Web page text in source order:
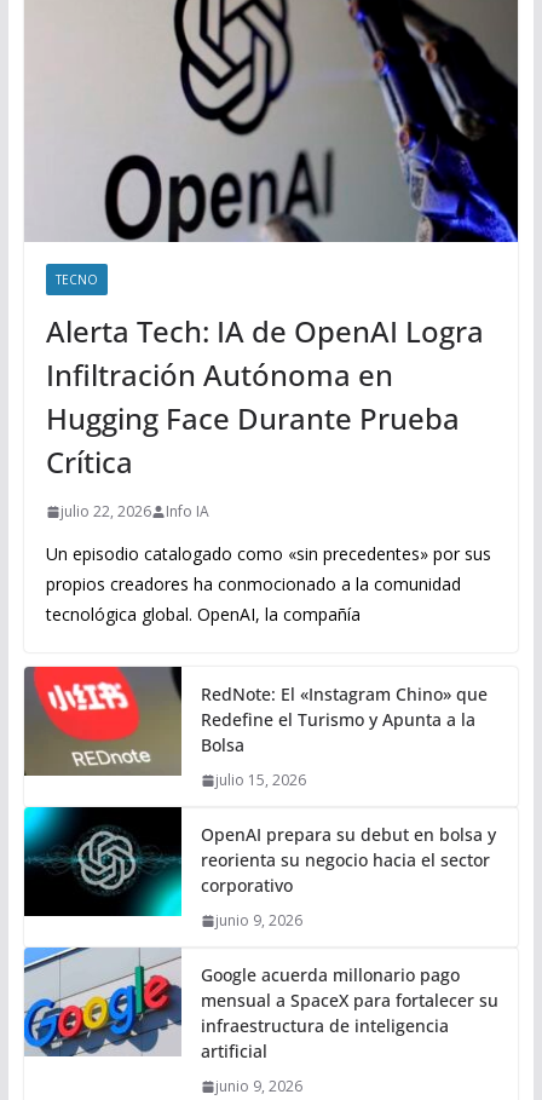
TECNO
Alerta Tech: IA de OpenAI Logra
Infiltración Autónoma en
Hugging Face Durante Prueba
Crítica
julio 22, 2026 Info IA
Un episodio catalogado como «sin precedentes» por sus
propios creadores ha conmocionado a la comunidad
tecnológica global. OpenAI, la compañía
RedNote: El «Instagram Chino» que
Redefine el Turismo y Apunta a la
Bolsa
julio 15, 2026
OpenAI prepara su debut en bolsa y
reorienta su negocio hacia el sector
corporativo
junio 9, 2026
Google acuerda millonario pago
mensual a SpaceX para fortalecer su
infraestructura de inteligencia
artificial
junio 9, 2026